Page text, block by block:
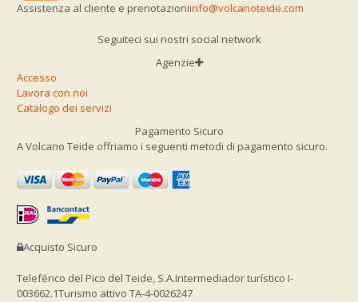
Assistenza al cliente e prenotazioniinfo@volcanoteide.com
Seguiteci sui nostri social network
Agenzie
Accesso
Lavora con noi
Catalogo dei servizi
Pagamento Sicuro
A Volcano Teide offriamo i seguenti metodi di pagamento sicuro.
Acquisto Sicuro
Teleférico del Pico del Teide, S.A.Intermediador turístico I-
003662.1Turismo attivo TA-4-0026247